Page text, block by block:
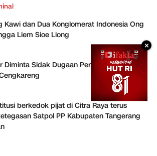
Kawi dan Dua Konglomerat Indonesia Ong
Liem Sioe Liong
Diminta Sidak Dugaan Perakitan HP
berkedok pijat di Citra Raya terus
Satpol PP Kabupaten Tangerang
×